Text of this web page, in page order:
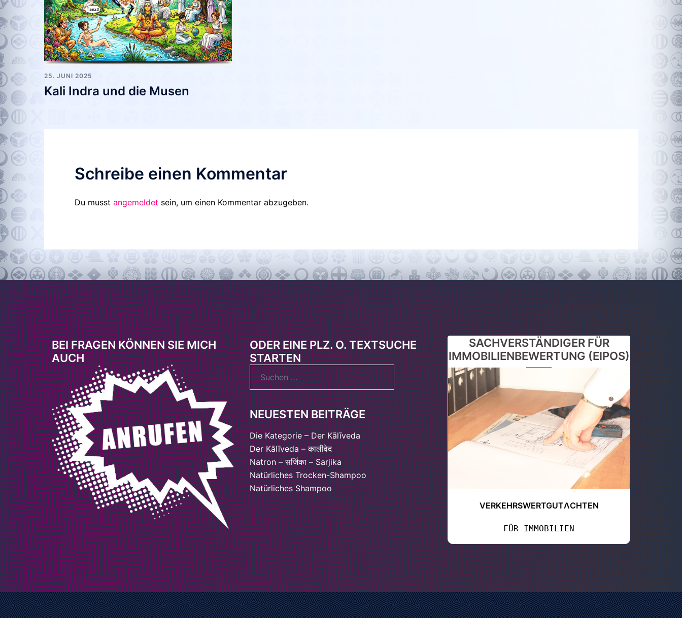
25. JUNI 2025
Kali Indra und die Musen
Schreibe einen Kommentar
Du musst angemeldet sein, um einen Kommentar abzugeben.
BEI FRAGEN KÖNNEN SIE MICH
AUCH
ODER EINE PLZ. O. TEXTSUCHE
STARTEN
Suchen
nach:
NEUESTEN BEITRÄGE
Die Kategorie – Der Kālīveda
Der KāIīveda – कालीवेद
Natron – सर्जिका – Sarjika
Natürliches Trocken-Shampoo
Natürliches Shampoo
SACHVERSTÄNDIGER FÜR
IMMOBILIENBEWERTUNG (EIPOS)
VERKEHRSWERTGUTΛCHTEN
FÜR IMMOBILIEN